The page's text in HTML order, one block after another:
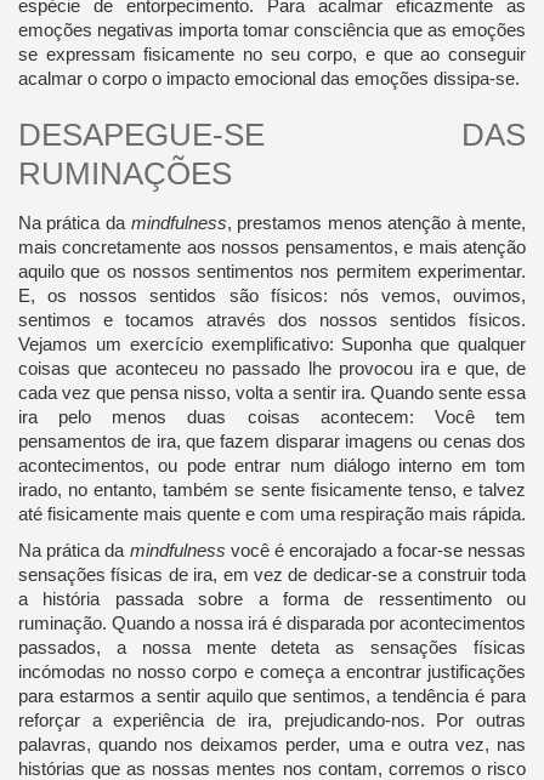
espécie de entorpecimento. Para acalmar eficazmente as
emoções negativas importa tomar consciência que as emoções
se expressam fisicamente no seu corpo, e que ao conseguir
acalmar o corpo o impacto emocional das emoções dissipa-se.
DESAPEGUE-SE DAS
RUMINAÇÕES
Na prática da mindfulness, prestamos menos atenção à mente,
mais concretamente aos nossos pensamentos, e mais atenção
aquilo que os nossos sentimentos nos permitem experimentar.
E, os nossos sentidos são físicos: nós vemos, ouvimos,
sentimos e tocamos através dos nossos sentidos físicos.
Vejamos um exercício exemplificativo: Suponha que qualquer
coisas que aconteceu no passado lhe provocou ira e que, de
cada vez que pensa nisso, volta a sentir ira. Quando sente essa
ira pelo menos duas coisas acontecem: Você tem
pensamentos de ira, que fazem disparar imagens ou cenas dos
acontecimentos, ou pode entrar num diálogo interno em tom
irado, no entanto, também se sente fisicamente tenso, e talvez
até fisicamente mais quente e com uma respiração mais rápida.
Na prática da mindfulness você é encorajado a focar-se nessas
sensações físicas de ira, em vez de dedicar-se a construir toda
a história passada sobre a forma de ressentimento ou
ruminação. Quando a nossa irá é disparada por acontecimentos
passados, a nossa mente deteta as sensações físicas
incómodas no nosso corpo e começa a encontrar justificações
para estarmos a sentir aquilo que sentimos, a tendência é para
reforçar a experiência de ira, prejudicando-nos. Por outras
palavras, quando nos deixamos perder, uma e outra vez, nas
histórias que as nossas mentes nos contam, corremos o risco